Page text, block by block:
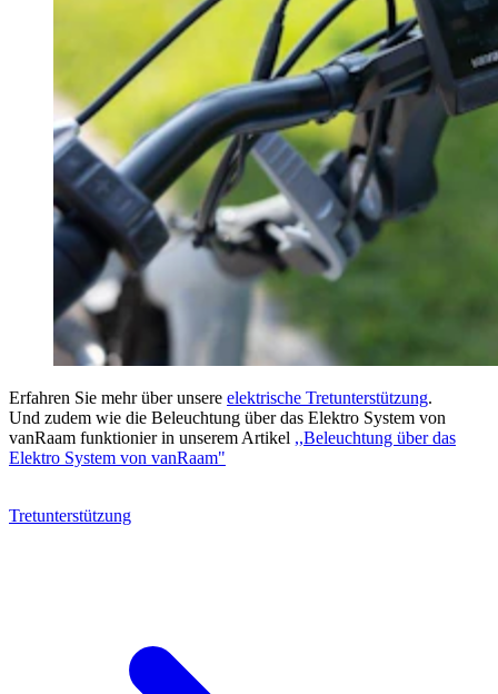
Erfahren Sie mehr über unsere elektrische Tretunterstützung.
Und zudem wie die Beleuchtung über das Elektro System von
vanRaam funktionier in unserem Artikel ,,Beleuchtung über das
Elektro System von vanRaam"
Tretunterstützung